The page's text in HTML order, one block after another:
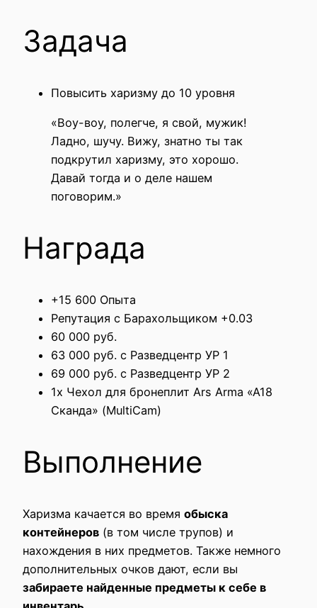
Задача
Повысить харизму до 10 уровня
«Воу-воу, полегче, я свой, мужик!
Ладно, шучу. Вижу, знатно ты так
подкрутил харизму, это хорошо.
Давай тогда и о деле нашем
поговорим.»
Награда
+15 600 Опыта
Репутация с Барахольщиком +0.03
60 000 руб.
63 000 руб. с Разведцентр УР 1
69 000 руб. с Разведцентр УР 2
1x Чехол для бронеплит Ars Arma «A18
Сканда» (MultiCam)
Выполнение
Харизма качается во время обыска
контейнеров (в том числе трупов) и
нахождения в них предметов. Также немного
дополнительных очков дают, если вы
забираете найденные предметы к себе в